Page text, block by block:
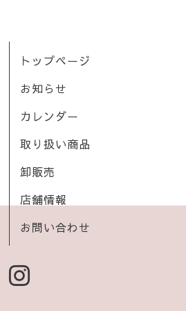
トップページ
お知らせ
カレンダー
取り扱い商品
卸販売
店舗情報
お問い合わせ